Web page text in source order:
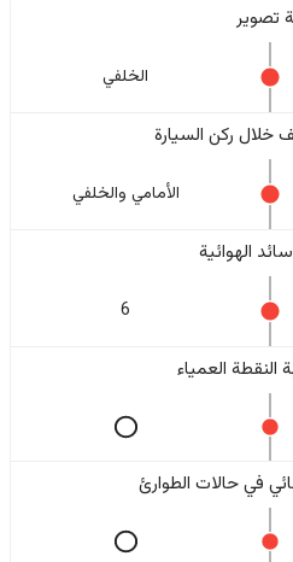
تصوير
الخلفي
ركن السيارة
الأمامي والخلفي
الهوائية
6
النقطة العمياء
في حالات الطوارئ